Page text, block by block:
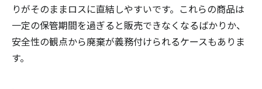
りがそのままロスに直結しやすいです。これらの商品は
一定の保管期間を過ぎると販売できなくなるばかりか、
安全性の観点から廃棄が義務付けられるケースもありま
す。